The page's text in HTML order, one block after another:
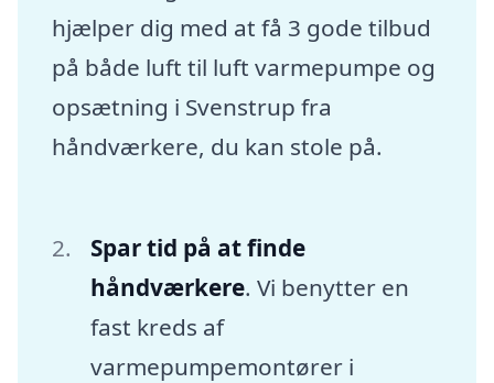
hjælper dig med at få 3 gode tilbud
på både luft til luft varmepumpe og
opsætning i Svenstrup fra
håndværkere, du kan stole på.
Spar tid på at finde
håndværkere. Vi benytter en
fast kreds af
varmepumpemontører i